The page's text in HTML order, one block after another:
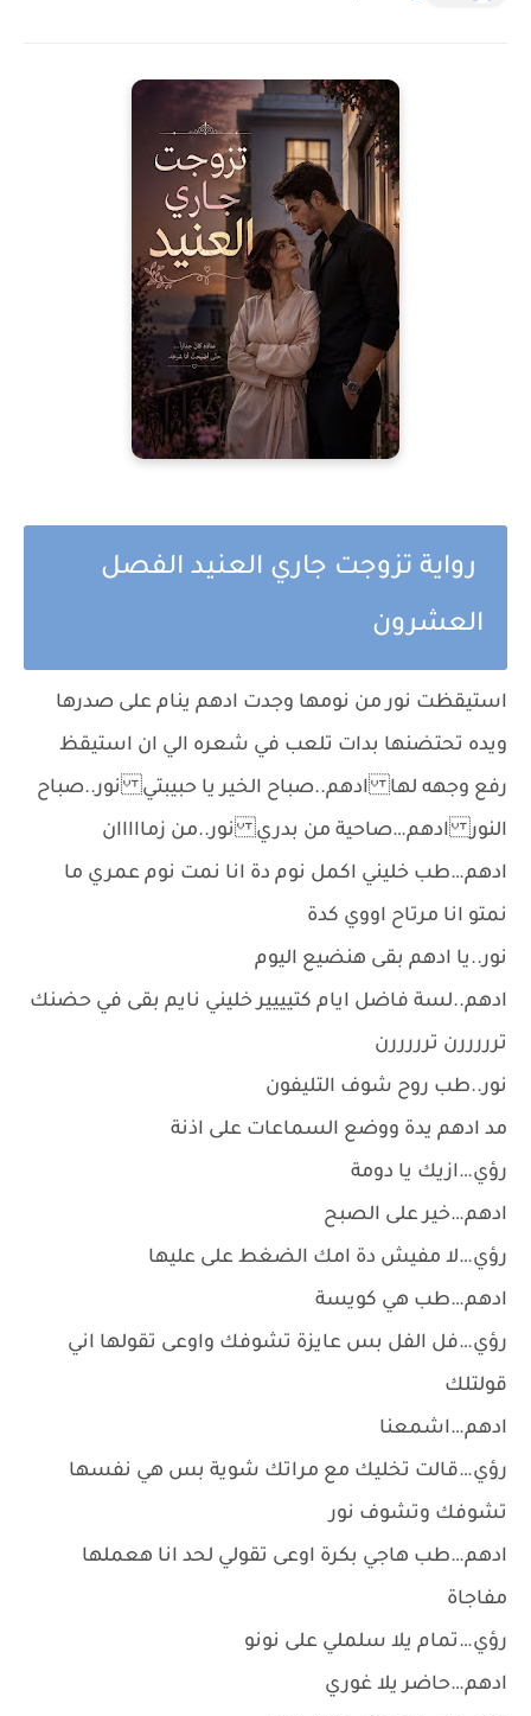
رواية تزوجت جاري العنيد الفصل
العشرون
استيقظت نور من نومها وجدت ادهم ينام على صدرها
ويده تحتضنها بدات تلعب في شعره الي ان استيقظ
رفع وجهه لها ادهم..صباح الخير يا حبيبتي نور..صباح
النور ادهم…صاحية من بدري نور..من زمااااان
ادهم…طب خليني اكمل نوم دة انا نمت نوم عمري ما
نمتو انا مرتاح اووي كدة
نور..يا ادهم بقى هنضيع اليوم
ادهم..لسة فاضل ايام كتيييير خليني نايم بقى في حضنك
ترررررن ترررررن
نور..طب روح شوف التليفون
مد ادهم يدة ووضع السماعات على اذنة
رؤي…ازيك يا دومة
ادهم…خير على الصبح
رؤي…لا مفيش دة امك الضغط على عليها
ادهم…طب هي كويسة
رؤي…فل الفل بس عايزة تشوفك واوعى تقولها اني
قولتلك
ادهم…اشمعنا
رؤي…قالت تخليك مع مراتك شوية بس هي نفسها
تشوفك وتشوف نور
ادهم…طب هاجي بكرة اوعى تقولي لحد انا هعملها
مفاجاة
رؤي…تمام يلا سلملي على نونو
ادهم…حاضر يلا غوري